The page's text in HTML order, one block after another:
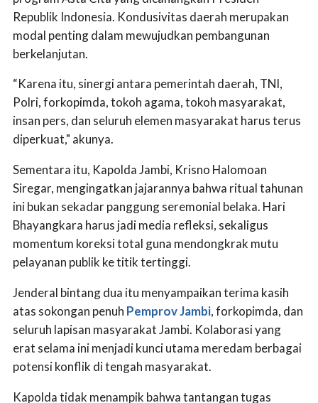
Republik Indonesia. Kondusivitas daerah merupakan
modal penting dalam mewujudkan pembangunan
berkelanjutan.
“Karena itu, sinergi antara pemerintah daerah, TNI,
Polri, forkopimda, tokoh agama, tokoh masyarakat,
insan pers, dan seluruh elemen masyarakat harus terus
diperkuat," akunya.
Sementara itu, Kapolda Jambi, Krisno Halomoan
Siregar, mengingatkan jajarannya bahwa ritual tahunan
ini bukan sekadar panggung seremonial belaka. Hari
Bhayangkara harus jadi media refleksi, sekaligus
momentum koreksi total guna mendongkrak mutu
pelayanan publik ke titik tertinggi.
Jenderal bintang dua itu menyampaikan terima kasih
atas sokongan penuh Pemprov Jambi, forkopimda, dan
seluruh lapisan masyarakat Jambi. Kolaborasi yang
erat selama ini menjadi kunci utama meredam berbagai
potensi konflik di tengah masyarakat.
Kapolda tidak menampik bahwa tantangan tugas